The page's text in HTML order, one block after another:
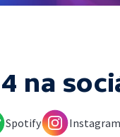
na
Spotify Instagram